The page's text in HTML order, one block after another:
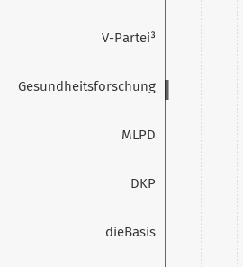
V-Partei³
Gesundheitsforschung
MLPD
DKP
dieBasis